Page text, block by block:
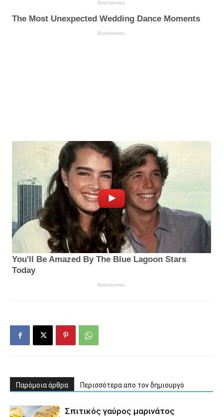
Παρόμοια άρθρα Περισσότερα απο τον δημιουργό
Σπιτικός γαύρος μαρινάτος